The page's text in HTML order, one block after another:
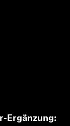
Ergänzung: